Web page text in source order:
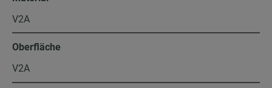
V2A
Oberfläche
V2A